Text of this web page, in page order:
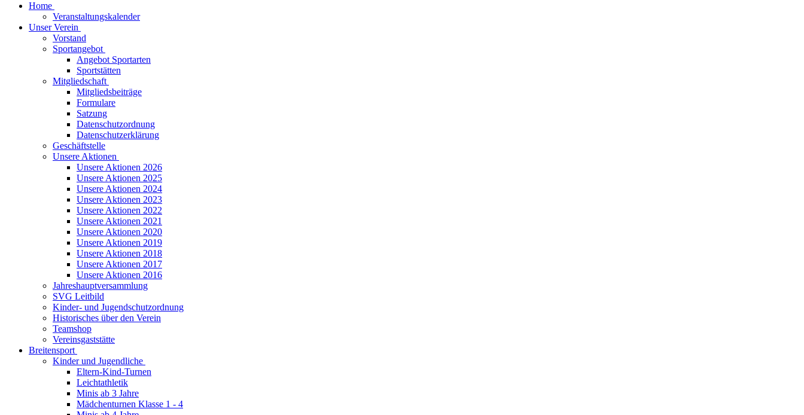
Home
Veranstaltungskalender
Unser Verein
Vorstand
Sportangebot
Angebot Sportarten
Sportstätten
Mitgliedschaft
Mitgliedsbeiträge
Formulare
Satzung
Datenschutzordnung
Datenschutzerklärung
Geschäftstelle
Unsere Aktionen
Unsere Aktionen 2026
Unsere Aktionen 2025
Unsere Aktionen 2024
Unsere Aktionen 2023
Unsere Aktionen 2022
Unsere Aktionen 2021
Unsere Aktionen 2020
Unsere Aktionen 2019
Unsere Aktionen 2018
Unsere Aktionen 2017
Unsere Aktionen 2016
Jahreshauptversammlung
SVG Leitbild
Kinder- und Jugendschutzordnung
Historisches über den Verein
Teamshop
Vereinsgaststätte
Breitensport
Kinder und Jugendliche
Eltern-Kind-Turnen
Leichtathletik
Minis ab 3 Jahre
Mädchenturnen Klasse 1 - 4